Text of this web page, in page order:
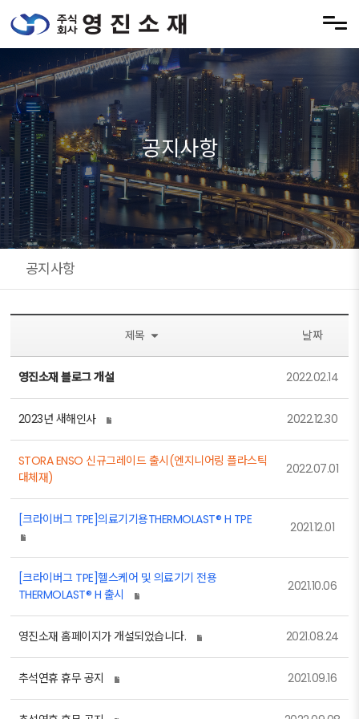
메뉴 건너뛰기
공지사항
공지사항
제목 날짜
영진소재 블로그 개설 2022.02.14
2023년 새해인사 2022.12.30
STORA ENSO 신규그레이드 출시(엔지니어링 플라스틱
대체재)
2022.07.01
[크라이버그 TPE]의료기기용THERMOLAST® H TPE 2021.12.01
[크라이버그 TPE]헬스케어 및 의료기기 전용
THERMOLAST® H 출시
2021.10.06
영진소재 홈페이지가 개설되었습니다. 2021.08.24
추석연휴 휴무 공지 2021.09.16